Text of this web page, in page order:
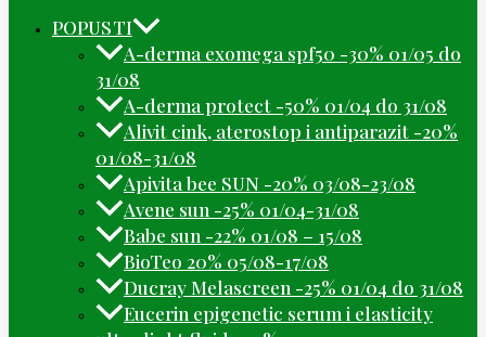
POPUSTI
A-derma exomega spf50 -30% 01/05 do
31/08
A-derma protect -50% 01/04 do 31/08
Alivit cink, aterostop i antiparazit -20%
01/08-31/08
Apivita bee SUN -20% 03/08-23/08
Avene sun -25% 01/04-31/08
Babe sun -22% 01/08 – 15/08
BioTeo 20% 05/08-17/08
Ducray Melascreen -25% 01/04 do 31/08
Eucerin epigenetic serum i elasticity